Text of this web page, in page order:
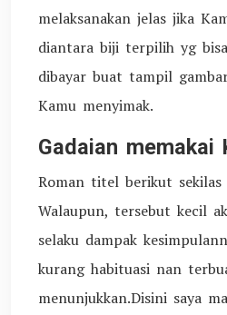
melaksanakan jelas jika
diantara biji terpilih yg
dibayar buat tampil
Kamu menyimak.
Gadaian memakai
Roman titel berikut sekilas
Walaupun, tersebut kecil
selaku dampak
kurang habituasi nan
menunjukkan.Disini saya